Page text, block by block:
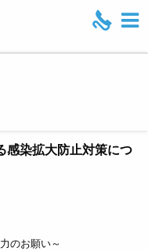
e
感染拡大防止対策につ
のお願い～